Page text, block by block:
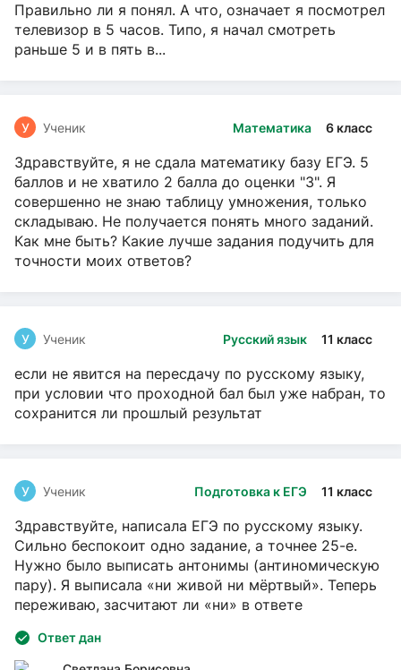
Правильно ли я понял. А что, означает я посмотрел
телевизор в 5 часов. Типо, я начал смотреть
раньше 5 и в пять в...
Математика 6 класс
У Ученик
Здравствуйте, я не сдала математику базу ЕГЭ. 5
баллов и не хватило 2 балла до оценки "3". Я
совершенно не знаю таблицу умножения, только
складываю. Не получается понять много заданий.
Как мне быть? Какие лучше задания подучить для
точности моих ответов?
Русский язык 11 класс
У Ученик
если не явится на пересдачу по русскому языку,
при условии что проходной бал был уже набран, то
сохранится ли прошлый результат
Подготовка к ЕГЭ 11 класс
У Ученик
Здравствуйте, написала ЕГЭ по русскому языку.
Сильно беспокоит одно задание, а точнее 25-е.
Нужно было выписать антонимы (антиномическую
пару). Я выписала «ни живой ни мёртвый». Теперь
переживаю, засчитают ли «ни» в ответе
Ответ дан